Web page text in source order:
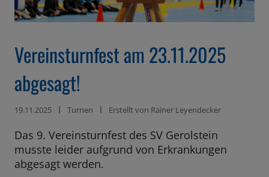
e
Vereinsturnfest am 23.11.2025
abgesagt!
19.11.2025 Turnen Erstellt von Rainer Leyendecker
Das 9. Vereinsturnfest des SV Gerolstein
musste leider aufgrund von Erkrankungen
abgesagt werden.